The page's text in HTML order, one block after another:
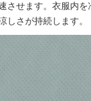
させます。衣服内
しさが持続します。